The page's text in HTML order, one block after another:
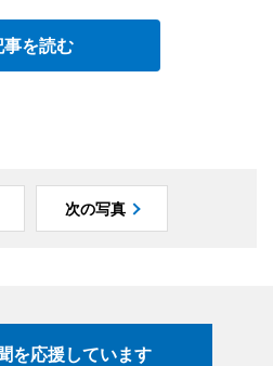
事を読む
次の写真
を応援しています